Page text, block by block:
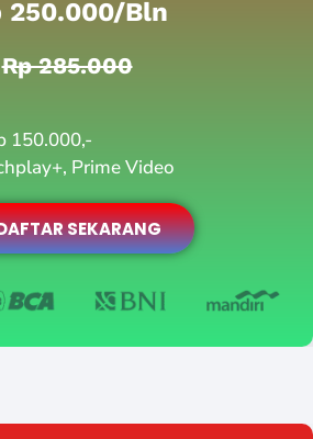
250.000/bln
Rp 285.000
150.000,-
Prime Video
SEKARANG